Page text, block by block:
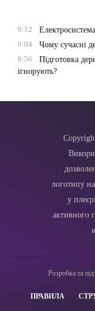
9:12
9:04
Чому сучасні
8:56
Підготовка
ігнорують?
логотипу
у
активного
Розробка та
ПРАВИЛА